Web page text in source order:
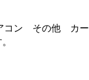
ン その他 カー